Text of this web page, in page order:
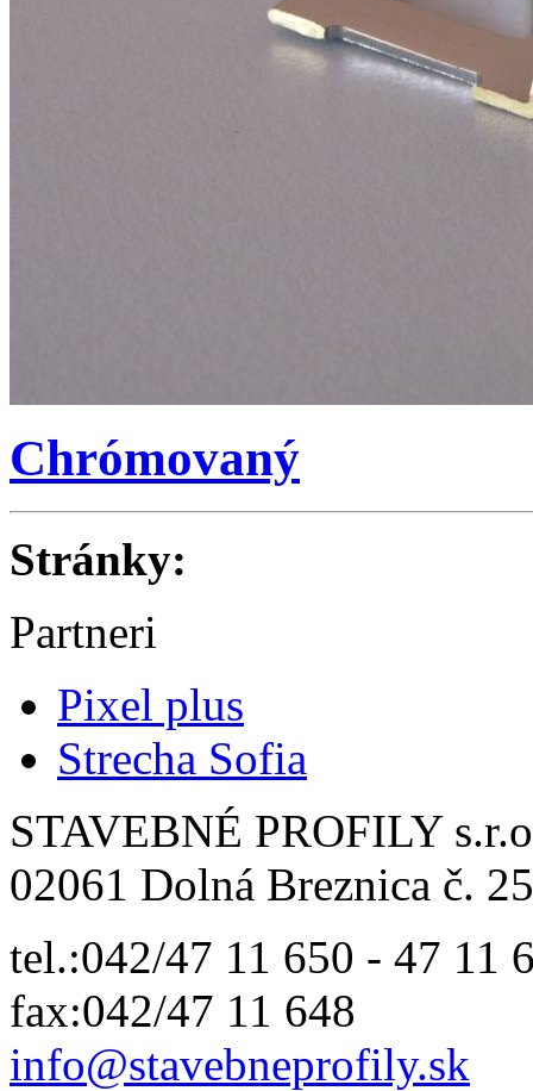
Chrómovaný
Stránky:
Partneri
Pixel plus
Strecha Sofia
STAVEBNÉ PROFILY
02061 Dolná Breznica č.
tel.:042/47 11 650 - 47 11
fax:042/47 11 648
info@stavebneprofily.sk